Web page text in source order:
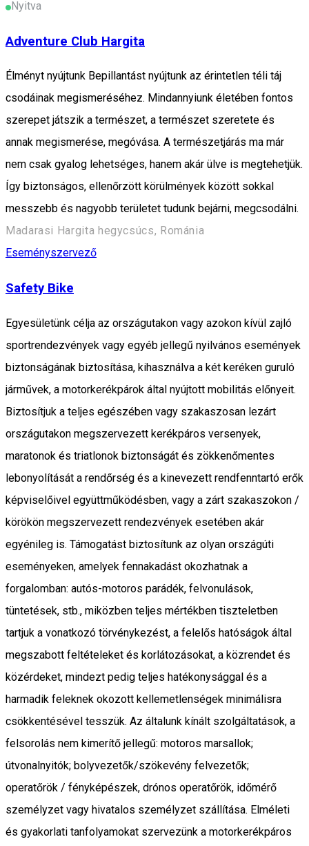
Nyitva
Adventure Club Hargita
Élményt nyújtunk Bepillantást nyújtunk az érintetlen téli táj
csodáinak megismeréséhez. Mindannyiunk életében fontos
szerepet játszik a természet, a természet szeretete és
annak megismerése, megóvása. A természetjárás ma már
nem csak gyalog lehetséges, hanem akár ülve is megtehetjük.
Így biztonságos, ellenőrzött körülmények között sokkal
messzebb és nagyobb területet tudunk bejárni, megcsodálni.
Madarasi Hargita hegycsúcs, Románia
Eseményszervező
Safety Bike
Egyesületünk célja az országutakon vagy azokon kívül zajló
sportrendezvények vagy egyéb jellegű nyilvános események
biztonságának biztosítása, kihasználva a két keréken guruló
járművek, a motorkerékpárok által nyújtott mobilitás előnyeit.
Biztosítjuk a teljes egészében vagy szakaszosan lezárt
országutakon megszervezett kerékpáros versenyek,
maratonok és triatlonok biztonságát és zökkenőmentes
lebonyolítását a rendőrség és a kinevezett rendfenntartó erők
képviselőivel együttműködésben, vagy a zárt szakaszokon /
körökön megszervezett rendezvények esetében akár
egyénileg is. Támogatást biztosítunk az olyan országúti
eseményeken, amelyek fennakadást okozhatnak a
forgalomban: autós-motoros parádék, felvonulások,
tüntetések, stb., miközben teljes mértékben tiszteletben
tartjuk a vonatkozó törvénykezést, a felelős hatóságok által
megszabott feltételeket és korlátozásokat, a közrendet és
közérdeket, mindezt pedig teljes hatékonysággal és a
harmadik feleknek okozott kellemetlenségek minimálisra
csökkentésével tesszük. Az általunk kínált szolgáltatások, a
felsorolás nem kimerítő jellegű: motoros marsallok;
útvonalnyitók; bolyvezetők/szökevény felvezetők;
operatőrök / fényképészek, drónos operatőrök, időmérő
személyzet vagy hivatalos személyzet szállítása. Elméleti
és gyakorlati tanfolyamokat szervezünk a motorkerékpáros